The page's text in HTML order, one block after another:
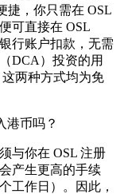
捷，你只需在 OSL
可直接在 OSL
行账户扣款，无需
DCA）投资的用
两种方式均为免
港币吗？
与你在 OSL 注册
产生更高的手续
工作日）。因此，